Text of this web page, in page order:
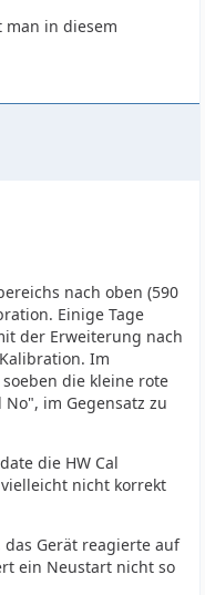
man in diesem
nach oben (590
Einige Tage
der Erweiterung nach
Im
die kleine rote
im Gegensatz zu
die HW Cal
nicht korrekt
Gerät reagierte auf
ein Neustart nicht so